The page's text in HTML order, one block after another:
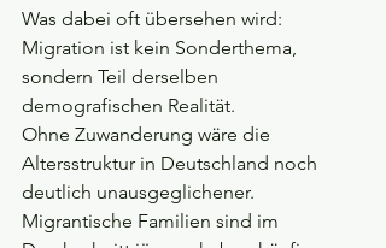
Was dabei oft übersehen wird:
Migration ist kein Sonderthema,
sondern Teil derselben
demografischen Realität.
Ohne Zuwanderung wäre die
Altersstruktur in Deutschland noch
deutlich unausgeglichener.
Migrantische Familien sind im